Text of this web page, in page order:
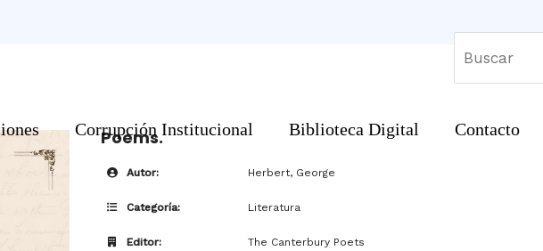
Corrupción Institucional Biblioteca Digital Contacto
Poems.
Autor: Herbert, George
Categoría: Literatura
Editor: The Canterbury Poets